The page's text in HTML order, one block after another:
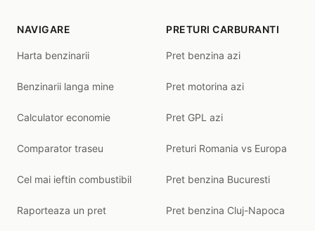
NAVIGARE
Harta benzinarii
Benzinarii langa mine
Calculator economie
Comparator traseu
Cel mai ieftin combustibil
Raporteaza un pret
PRETURI CARBURANTI
Pret benzina azi
Pret motorina azi
Pret GPL azi
Preturi Romania vs Europa
Pret benzina Bucuresti
Pret benzina Cluj-Napoca